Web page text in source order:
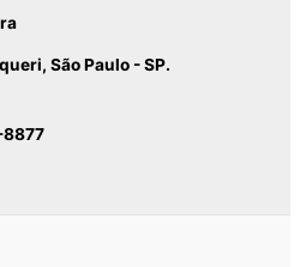
São Paulo - SP.
8877